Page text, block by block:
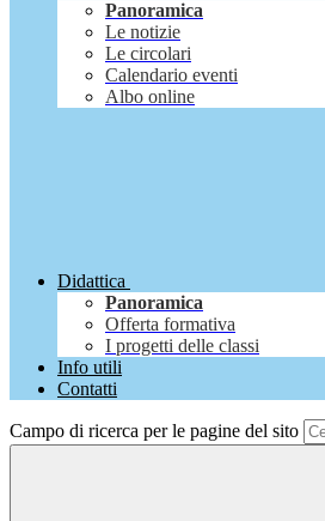
Panoramica
Le notizie
Le circolari
Calendario eventi
Albo online
Didattica
Panoramica
Offerta formativa
I progetti delle classi
Info utili
Contatti
Campo di ricerca per le pagine del sito